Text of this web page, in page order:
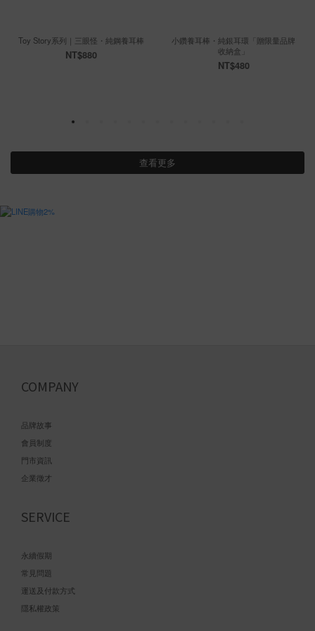
Toy Story系列｜三眼怪・純鋼養耳棒
NT$880
小鑽養耳棒・純銀耳環「贈限量品牌
收納盒」
NT$480
查看更多
COMPANY
品牌故事
會員制度
門市資訊
企業徵才
SERVICE
永續假期
常見問題
運送及付款方式
隱私權政策